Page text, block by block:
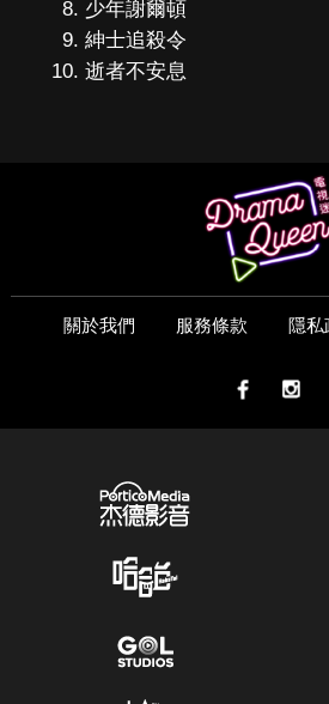
少年謝爾頓
紳士追殺令
逝者不安息
關於我們 服務條款 隱私